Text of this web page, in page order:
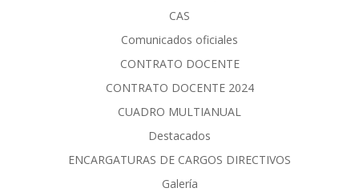
CAS
Comunicados oficiales
CONTRATO DOCENTE
CONTRATO DOCENTE 2024
CUADRO MULTIANUAL
Destacados
ENCARGATURAS DE CARGOS DIRECTIVOS
Galería